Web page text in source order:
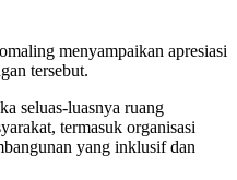
menyampaikan apresiasi
tersebut.
seluas-luasnya ruang
termasuk organisasi
yang inklusif dan